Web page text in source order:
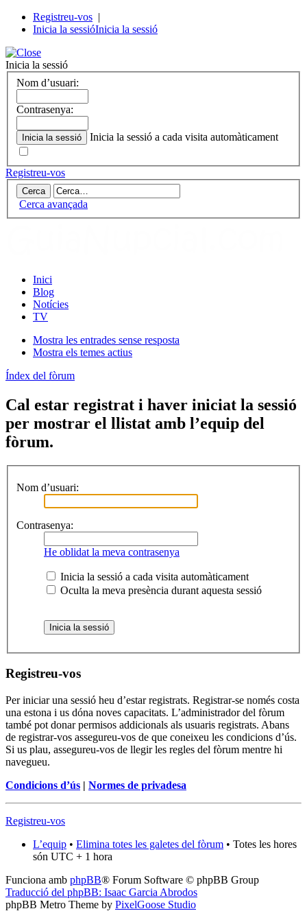
Registreu-vos |
Inicia la sessióInicia la sessió
Inicia la sessió
Nom d’usuari:
Contrasenya:
Inicia la sessió a cada visita automàticament
Registreu-vos
Cerca avançada
Inici
Blog
Notícies
TV
Mostra les entrades sense resposta
Mostra els temes actius
Índex del fòrum
Cal estar registrat i haver iniciat la sessió
per mostrar el llistat amb l’equip del
fòrum.
Nom d’usuari:
Contrasenya:
He oblidat la meva contrasenya
Inicia la sessió a cada visita automàticament
Oculta la meva presència durant aquesta sessió
Registreu-vos
Per iniciar una sessió heu d’estar registrats. Registrar-se només costa
una estona i us dóna noves capacitats. L’administrador del fòrum
també pot donar permisos addicionals als usuaris registrats. Abans
de registrar-vos assegureu-vos de que coneixeu les condicions d’ús.
Si us plau, assegureu-vos de llegir les regles del fòrum mentre hi
navegueu.
Condicions d’ús | Normes de privadesa
Registreu-vos
L’equip • Elimina totes les galetes del fòrum • Totes les hores
són UTC + 1 hora
Funciona amb phpBB® Forum Software © phpBB Group
Traducció del phpBB: Isaac Garcia Abrodos
phpBB Metro Theme by PixelGoose Studio